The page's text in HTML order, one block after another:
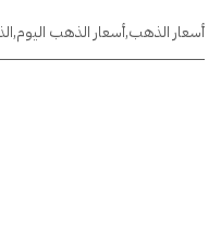
أسعار الذهب,أسعار الذهب اليوم,